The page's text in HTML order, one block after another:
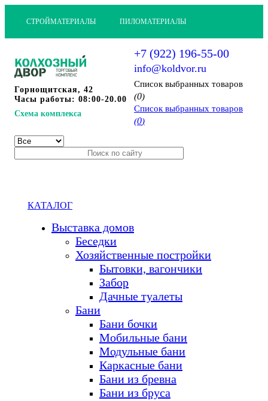
СТРОЙМАТЕРИАЛЫ ПИЛОМАТЕРИАЛЫ
Горнощитская, 42
Часы работы: 08:00-20.00
Схема комплекса
+7 (922) 196-55-00
info@koldvor.ru
Cписок выбранных товаров
(0)
Cписок выбранных товаров
(0)
КАТАЛОГ
Выставка домов
Беседки
Хозяйственные постройки
Бытовки, вагончики
Забор
Дачные туалеты
Бани
Бани бочки
Мобильные бани
Модульные бани
Каркасные бани
Бани из бревна
Бани из бруса